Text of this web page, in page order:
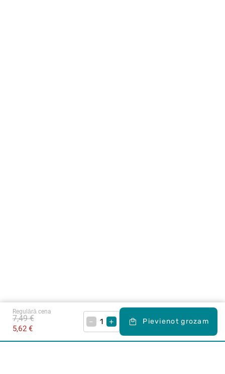
Regulārā cena
5,62 €
7,49 € – + Pievienot grozam